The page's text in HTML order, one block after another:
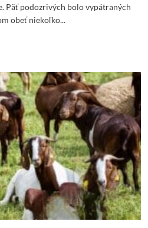
Päť podozrivých bolo vypátraných
obeť niekoľko...